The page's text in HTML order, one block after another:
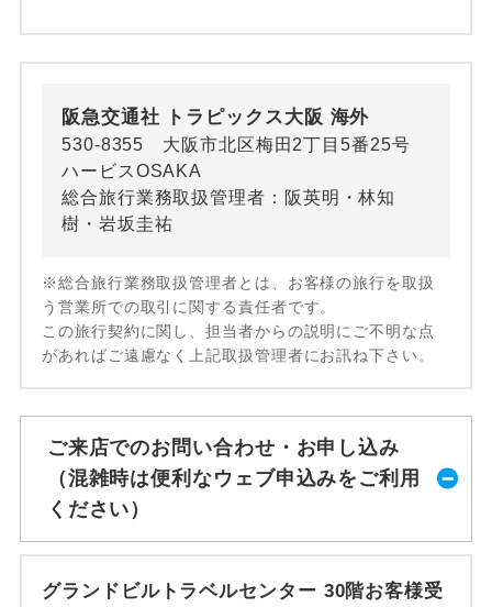
阪急交通社 トラピックス大阪 海外
530-8355 大阪市北区梅田2丁目5番25号
ハービスOSAKA
総合旅行業務取扱管理者：阪英明・林知
樹・岩坂圭祐
※総合旅行業務取扱管理者とは、お客様の旅行を取扱
う営業所での取引に関する責任者です。
この旅行契約に関し、担当者からの説明にご不明な点
があればご遠慮なく上記取扱管理者にお訊ね下さい。
ご来店でのお問い合わせ・お申し込み
（混雑時は便利なウェブ申込みをご利用
ください）
グランドビルトラベルセンター 30階お客様受